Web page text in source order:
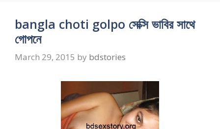
bangla choti golpo সেক্সি ভাবির সাথে
গোপনে
March 29, 2015 by bdstories